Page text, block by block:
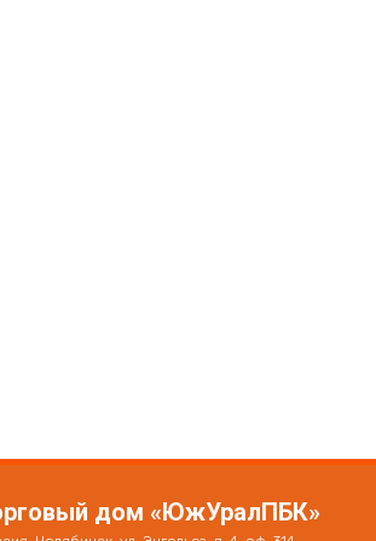
дом «ЮжУралПБК»